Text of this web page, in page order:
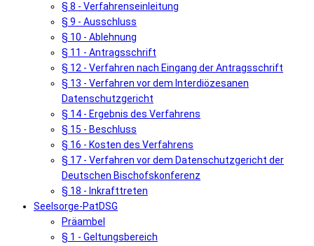
§ 8 - Verfahrenseinleitung
§ 9 - Ausschluss
§ 10 - Ablehnung
§ 11 - Antragsschrift
§ 12 - Verfahren nach Eingang der Antragsschrift
§ 13 - Verfahren vor dem Interdiözesanen
Datenschutzgericht
§ 14 - Ergebnis des Verfahrens
§ 15 - Beschluss
§ 16 - Kosten des Verfahrens
§ 17 - Verfahren vor dem Datenschutzgericht der
Deutschen Bischofskonferenz
§ 18 - Inkrafttreten
Seelsorge-PatDSG
Präambel
§ 1 - Geltungsbereich